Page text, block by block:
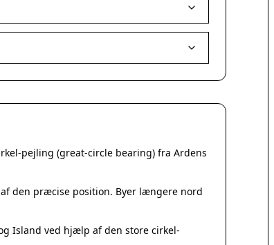
Stege
Svendstrup
Faaborg
Munkebo
Otterup
Ebeltoft
pejling (great-circle bearing) fra Ardens
den præcise position. Byer længere nord
Island ved hjælp af den store cirkel-